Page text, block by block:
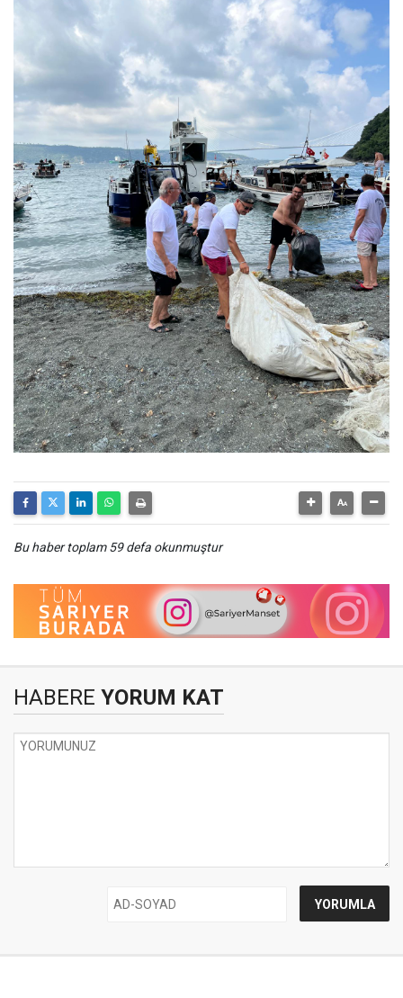
Bu haber toplam 59 defa okunmuştur
HABERE YORUM KAT